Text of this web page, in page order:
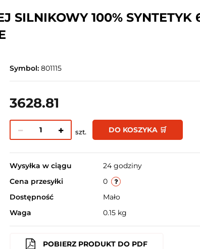
SILNIKOWY 100% SYNTETYK
Symbol: 801115
3628.81
szt. DO KOSZYKA 🛒
Wysyłka w ciągu
24 godziny
Cena przesyłki
0
Dostępność
Mało
Waga
0.15 kg
POBIERZ PRODUKT DO PDF